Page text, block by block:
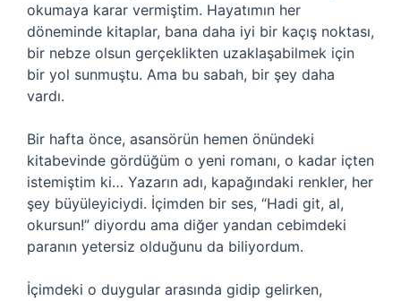
okumaya karar vermiştim. Hayatımın her
döneminde kitaplar, bana daha iyi bir kaçış noktası,
bir nebze olsun gerçeklikten uzaklaşabilmek için
bir yol sunmuştu. Ama bu sabah, bir şey daha
vardı.
Bir hafta önce, asansörün hemen önündeki
kitabevinde gördüğüm o yeni romanı, o kadar içten
istemiştim ki… Yazarın adı, kapağındaki renkler, her
şey büyüleyiciydi. İçimden bir ses, “Hadi git, al,
okursun!” diyordu ama diğer yandan cebimdeki
paranın yetersiz olduğunu da biliyordum.
İçimdeki o duygular arasında gidip gelirken,